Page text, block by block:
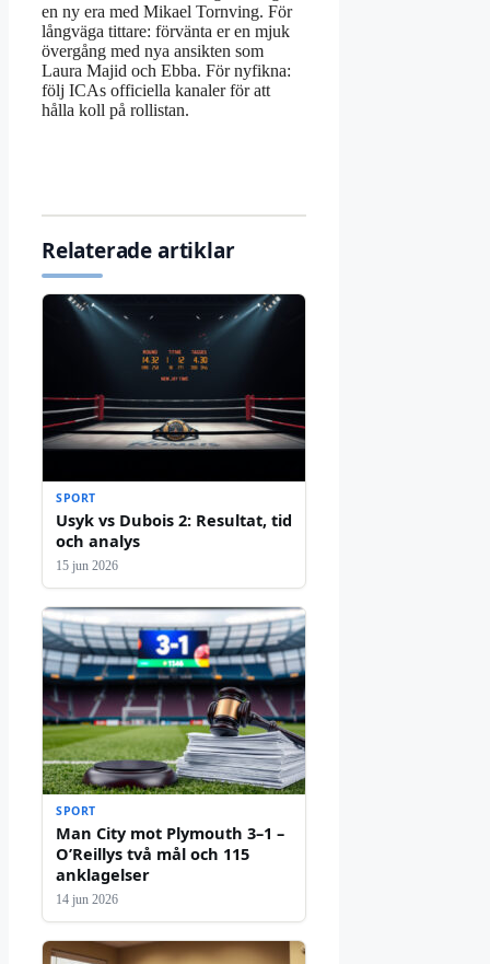
en ny era med Mikael Tornving. För
långväga tittare: förvänta er en mjuk
övergång med nya ansikten som
Laura Majid och Ebba. För nyfikna:
följ ICAs officiella kanaler för att
hålla koll på rollistan.
Relaterade artiklar
SPORT
Usyk vs Dubois 2: Resultat, tid
och analys
15 jun 2026
SPORT
Man City mot Plymouth 3–1 –
O’Reillys två mål och 115
anklagelser
14 jun 2026